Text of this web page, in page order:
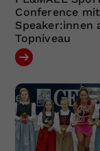
Conference mit
Speaker:innen
Topniveau